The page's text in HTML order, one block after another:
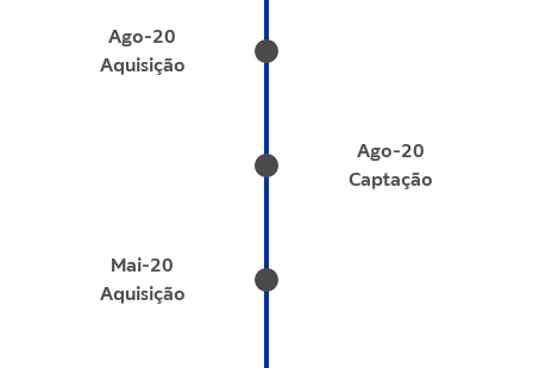
Ago-20
Aquisição
Ago-20
Captação
Mai-20
Aquisição